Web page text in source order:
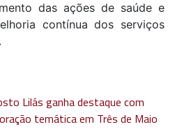
das ações de saúde e
contínua dos serviços
Lilás ganha destaque com
temática em Três de Maio